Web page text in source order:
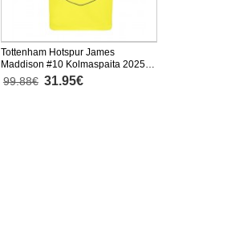
Tottenham Hotspur James
Maddison #10 Kolmaspaita 2025-
26 Lyhythihainen
99.88€ 31.95€